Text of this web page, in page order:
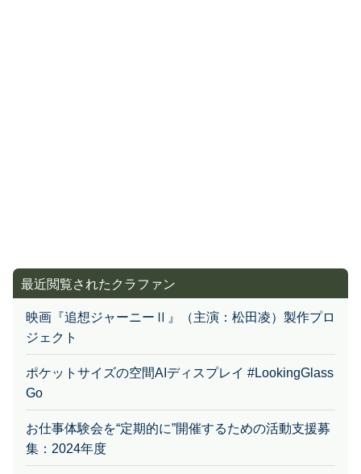
最近閲覧されたクラファン
映画『追想ジャーニーⅡ』（主演：松田凌）製作プロ
ジェクト
ポケットサイズの空間AIディスプレイ #LookingGlass
Go
お仕事体験会を“定期的に”開催するための活動支援募
集：2024年度